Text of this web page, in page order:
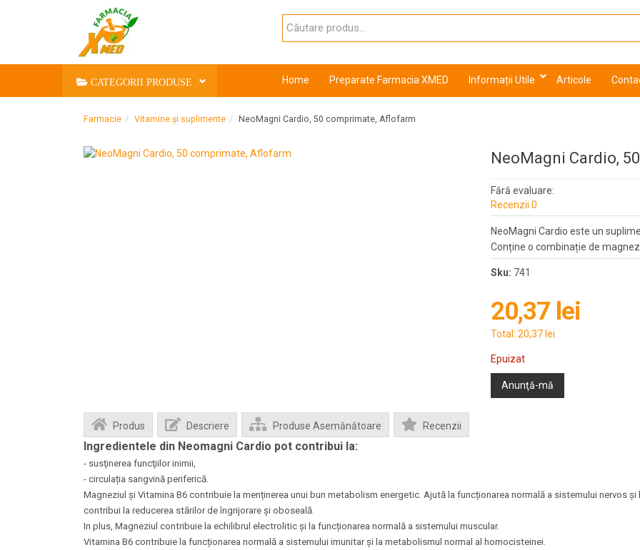
CATEGORII PRODUSE Home Preparate Farmacia XMED Informații Utile Articole
Farmacie Vitamine și suplimente NeoMagni Cardio, 50 comprimate, Aflofarm
NeoMagni Cardio,
Fără evaluare:
Recenzii 0
NeoMagni Cardio este un
Conține o combinație de
Sku: 741
20,37 lei
Total: 20,37 lei
Epuizat
Anunţă-mă
Produs Descriere Produse Asemănătoare Recenzii
Ingredientele din Neomagni Cardio pot contribui la:
- susţinerea funcţiilor inimii,
- circulația sangvină periferică.
Magneziul și Vitamina B6 contribuie la menținerea unui bun metabolism energetic. Ajută la funcționarea normală a sistemului nervos
contribui la reducerea stărilor de îngrijorare și oboseală.
In plus, Magneziul contribuie la echilibrul electrolitic și la funcționarea normală a sistemului muscular.
Vitamina B6 contribuie la funcționarea normală a sistemului imunitar și la metabolismul normal al homocisteinei.